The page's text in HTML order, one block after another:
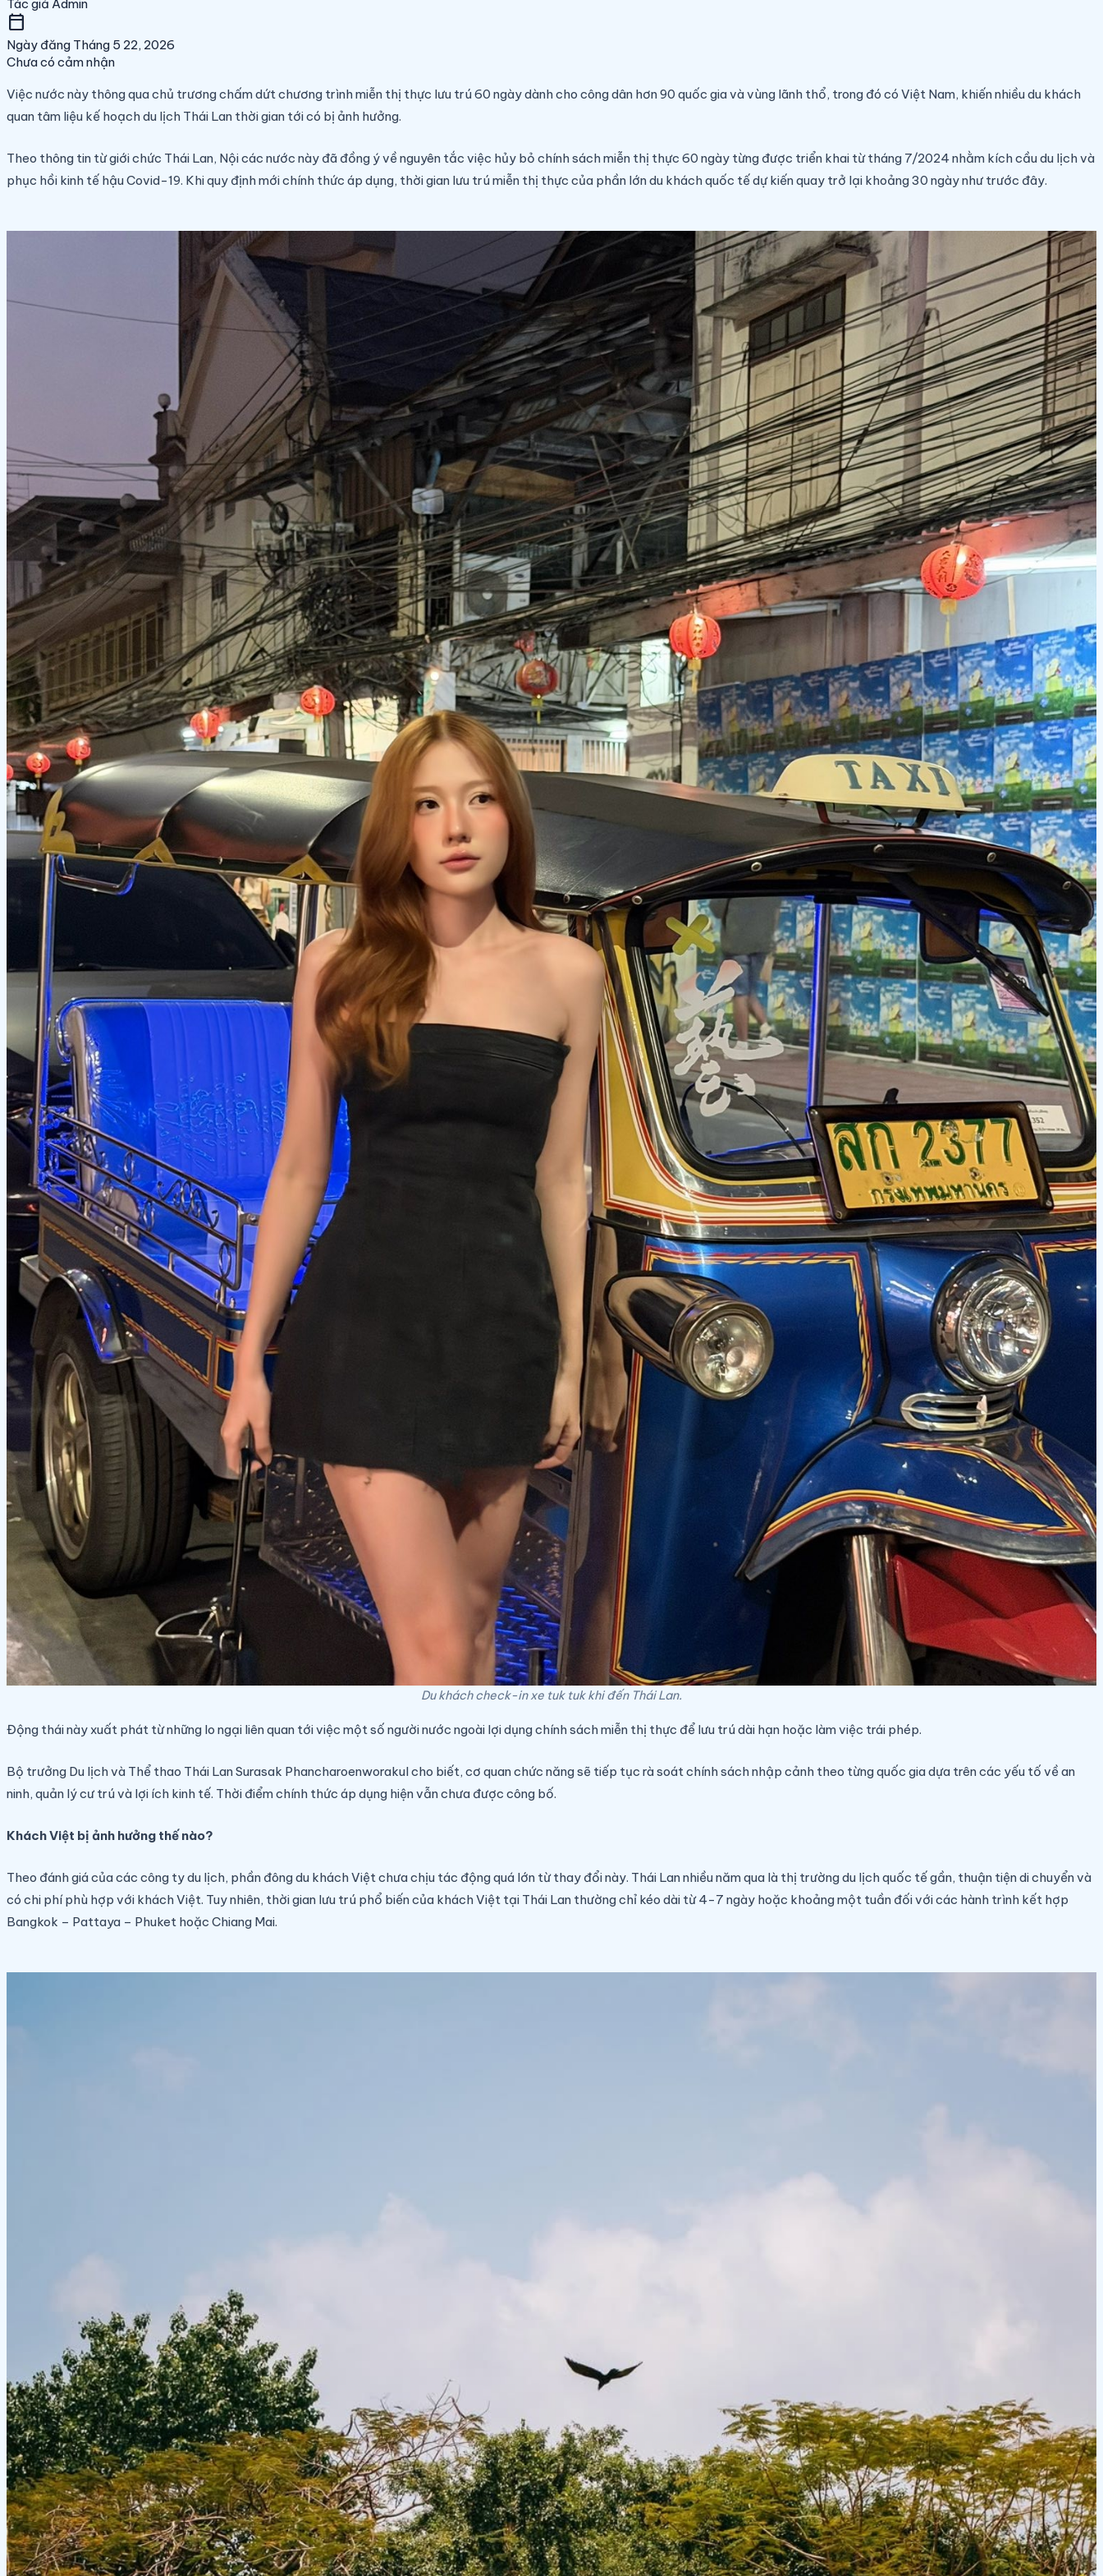
Tác giả Admin
calendar_today
Ngày đăng Tháng 5 22, 2026
Chưa có cảm nhận
Việc nước này thông qua chủ trương chấm dứt chương trình miễn thị thực lưu trú 60 ngày dành cho công dân hơn 90 quốc gia và vùng lãnh thổ, trong đó có Việt Nam, khiến nhiều du khách
quan tâm liệu kế hoạch du lịch Thái Lan thời gian tới có bị ảnh hưởng.
Theo thông tin từ giới chức Thái Lan, Nội các nước này đã đồng ý về nguyên tắc việc hủy bỏ chính sách miễn thị thực 60 ngày từng được triển khai từ tháng 7/2024 nhằm kích cầu du lịch và
phục hồi kinh tế hậu Covid-19. Khi quy định mới chính thức áp dụng, thời gian lưu trú miễn thị thực của phần lớn du khách quốc tế dự kiến quay trở lại khoảng 30 ngày như trước đây.
Du khách check-in xe tuk tuk khi đến Thái Lan.
Động thái này xuất phát từ những lo ngại liên quan tới việc một số người nước ngoài lợi dụng chính sách miễn thị thực để lưu trú dài hạn hoặc làm việc trái phép.
Bộ trưởng Du lịch và Thể thao Thái Lan Surasak Phancharoenworakul cho biết, cơ quan chức năng sẽ tiếp tục rà soát chính sách nhập cảnh theo từng quốc gia dựa trên các yếu tố về an
ninh, quản lý cư trú và lợi ích kinh tế. Thời điểm chính thức áp dụng hiện vẫn chưa được công bố.
Khách Việt bị ảnh hưởng thế nào?
Theo đánh giá của các công ty du lịch, phần đông du khách Việt chưa chịu tác động quá lớn từ thay đổi này. Thái Lan nhiều năm qua là thị trường du lịch quốc tế gần, thuận tiện di chuyển và
có chi phí phù hợp với khách Việt. Tuy nhiên, thời gian lưu trú phổ biến của khách Việt tại Thái Lan thường chỉ kéo dài từ 4-7 ngày hoặc khoảng một tuần đối với các hành trình kết hợp
Bangkok – Pattaya – Phuket hoặc Chiang Mai.